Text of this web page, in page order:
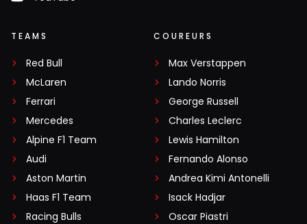
TEAMS
Red Bull
McLaren
Ferrari
Mercedes
Alpine F1 Team
Audi
Aston Martin
Haas F1 Team
Racing Bulls
COUREURS
Max Verstappen
Lando Norris
George Russell
Charles Leclerc
Lewis Hamilton
Fernando Alonso
Andrea Kimi Antonelli
Isack Hadjar
Oscar Piastri